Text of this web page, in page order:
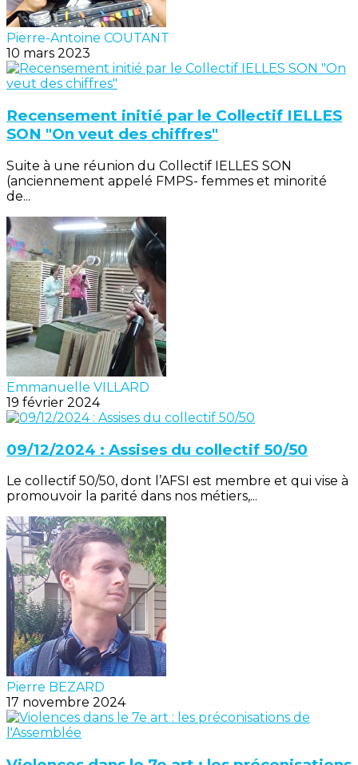
Pierre-Antoine COUTANT
10 mars 2023
Recensement initié par le Collectif IELLES
SON "On veut des chiffres"
Suite à une réunion du Collectif IELLES SON
(anciennement appelé FMPS- femmes et minorité
de...
Emmanuelle VILLARD
19 février 2024
09/12/2024 : Assises du collectif 50/50
Le collectif 50/50, dont l’AFSI est membre et qui vise à
promouvoir la parité dans nos métiers,...
Pierre BEZARD
17 novembre 2024